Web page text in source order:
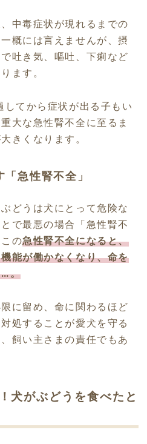
中毒症状が現れるまでの
概には言えませんが、摂
吐き気、嘔吐、下痢など
ます。
てから症状が出る子もい
大な急性腎不全に至るま
きくなります。
急性腎不全」
どうは犬にとって危険な
で最悪の場合「急性腎不
の急性腎不全になると、
能が働かなくなり、命を
…。
に留め、命に関わるほど
処することが愛犬を守る
飼い主さまの責任でもあ
犬がぶどうを食べたと